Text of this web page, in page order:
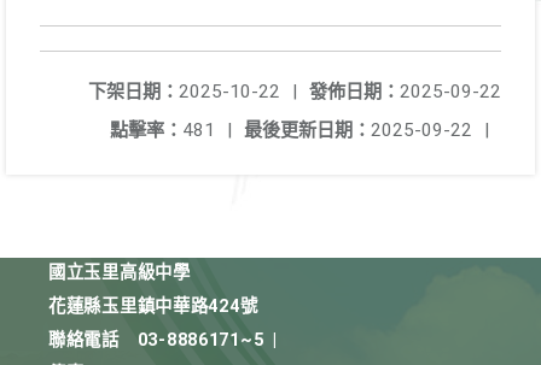
發佈日期： 2025-09-22
下架日期： 2025-10-22
|
最後更新日期： 2025-09-22 |
點擊率： 481 |
國立玉里高級中學
花蓮縣玉里鎮中華路424號
聯絡電話
03-8886171~5